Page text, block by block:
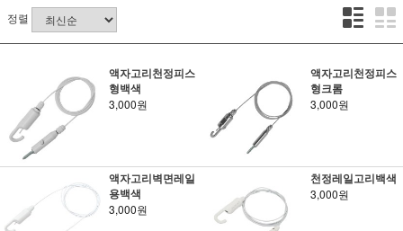
정렬
액자고리천정피스
형백색
3,000원
액자고리천정피스
형크롬
3,000원
액자고리벽면레일
용백색
3,000원
천정레일고리백색
3,000원